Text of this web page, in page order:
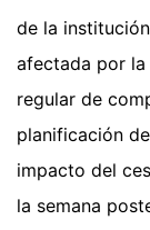
de la
afectada por
regular de
planificación
impacto del
la semana